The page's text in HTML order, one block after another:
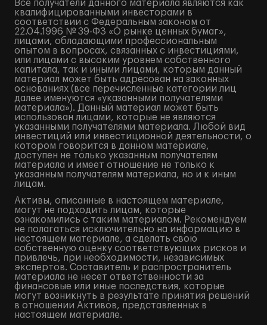
Все получатели данного материала являются как
квалифицированными инвесторами в
соответствии с Федеральным законом от
22.04.1996 № 39-ФЗ «О рынке ценных бумаг»,
лицами, обладающими профессиональным
опытом в вопросах, связанных с инвестициями,
или лицами с высоким уровнем собственного
капитала, так и иными лицами, которым данный
материал может быть адресован на законных
основаниях (все перечисленные категории лиц
далее именуются «указанными получателями
материала»). Данный материал может быть
использован лицами, которые не являются
указанными получателями материала. Любой вид
инвестиций или инвестиционной деятельности, о
котором говорится в данном материале,
доступен не только указанным получателям
материала и имеет отношение не только к
указанным получателям материала, но и к иным
лицам.
Активы, описанные в настоящем материале,
могут не подходить лицам, которые
ознакомились с таким материалом. Рекомендуем
не полагаться исключительно на информацию в
настоящем материале, а сделать свою
собственную оценку соответствующих рисков и
привлечь, при необходимости, независимых
экспертов. Составитель и распространитель
материала не несет ответственности за
финансовые или иные последствия, которые
могут возникнуть в результате принятия решений
в отношении Активов, представленных в
настоящем материале.